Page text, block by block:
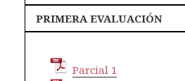
PRIMERA EVALUACIÓN
Parcial 1